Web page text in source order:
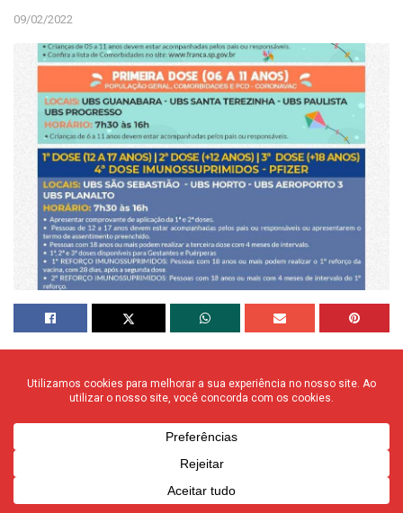
09/02/2022
para essa quarta-feira, dia 09/02, para a aplicação da
primeira dose para pessoas de 5 anos ou mais, gestantes
e puérperas, além de segunda e terceira dose.
É importante que a pessoa obedeça o intervalo entre as
vacinas. Se estiver no dia correto, compareça a um dos